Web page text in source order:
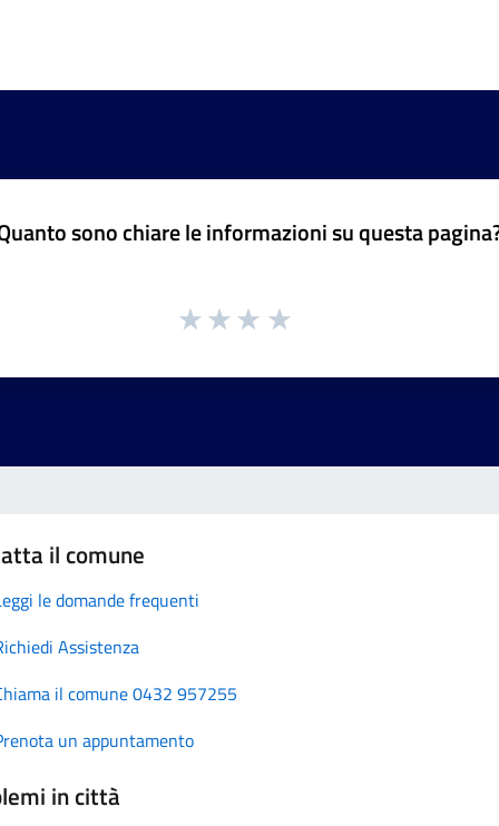
sono chiare le informazioni su questa
il comune
le domande frequenti
Assistenza
il comune 0432 957255
un appuntamento
in città